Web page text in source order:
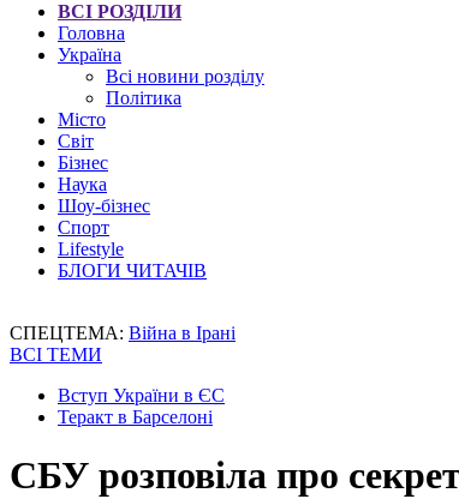
ВСІ РОЗДІЛИ
Головна
Україна
Всі новини розділу
Політика
Місто
Світ
Бізнес
Наука
Шоу-бізнес
Спорт
Lifestyle
БЛОГИ ЧИТАЧІВ
СПЕЦТЕМА: Війна в Ірані
ВСІ ТЕМИ
Вступ України в ЄС
Теракт в Барселоні
СБУ розповіла про